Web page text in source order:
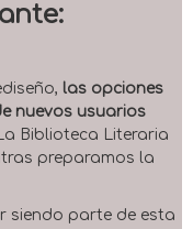
las opciones
nuevos usuarios
Biblioteca Literaria
preparamos la
siendo parte de esta